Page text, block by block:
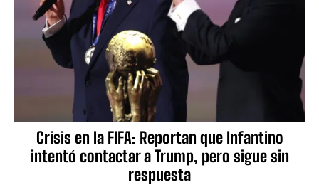
Crisis en la FIFA: Reportan que Infantino
intentó contactar a Trump, pero sigue sin
respuesta